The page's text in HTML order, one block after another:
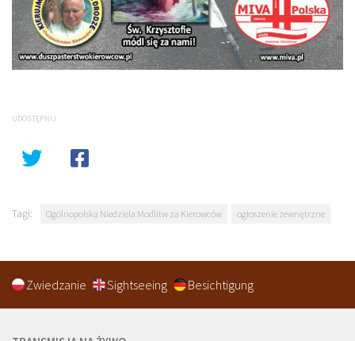
UDOSTĘPNIJ
Tagi: Ogólnopolska Niedziela Modlitw za Kierowców ogłoszenie zewnętrzne
Zwiedzanie Sightseeing Besichtigung